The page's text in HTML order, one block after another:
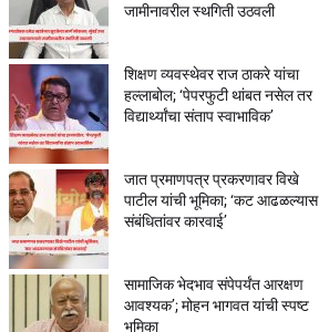
जामीनावरील स्थगिती उठवली
शिक्षण व्यवस्थेवर राज ठाकरे यांचा
हल्लाबोल; ‘पेपरफुटी थांबत नसेल तर
विद्यार्थ्यांचा संताप स्वाभाविक’
जात प्रमाणपत्र प्रकरणावर विखे
पाटील यांची भूमिका; ‘कट आढळल्यास
संबंधितांवर कारवाई’
सामाजिक भेदभाव संपेपर्यंत आरक्षण
आवश्यक’; मोहन भागवत यांची स्पष्ट
भूमिका